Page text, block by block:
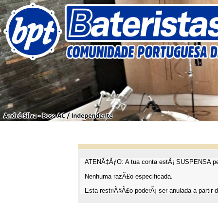
ATENÃ‡ÃƒO: A tua conta estÃ¡ SUSPENSA
Nenhuma razÃ£o especificada.
Esta restriÃ§Ã£o poderÃ¡ ser anulada a partir